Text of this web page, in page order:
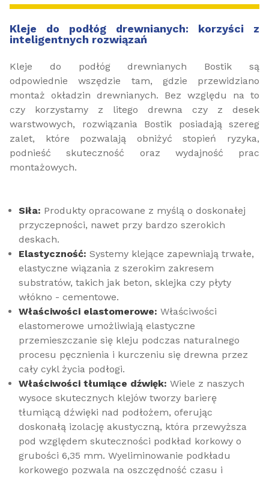
Kleje do podłóg drewnianych: korzyści z
inteligentnych rozwiązań
Kleje do podłóg drewnianych Bostik są
odpowiednie wszędzie tam, gdzie przewidziano
montaż okładzin drewnianych. Bez względu na to
czy korzystamy z litego drewna czy z desek
warstwowych, rozwiązania Bostik posiadają szereg
zalet, które pozwalają obniżyć stopień ryzyka,
podnieść skuteczność oraz wydajność prac
montażowych.
Siła: Produkty opracowane z myślą o doskonałej
przyczepności, nawet przy bardzo szerokich
deskach.
Elastyczność: Systemy klejące zapewniają trwałe,
elastyczne wiązania z szerokim zakresem
substratów, takich jak beton, sklejka czy płyty
włókno - cementowe.
Właściwości elastomerowe: Właściwości
elastomerowe umożliwiają elastyczne
przemieszczanie się kleju podczas naturalnego
procesu pęcznienia i kurczeniu się drewna przez
cały cykl życia podłogi.
Właściwości tłumiące dźwięk: Wiele z naszych
wysoce skutecznych klejów tworzy barierę
tłumiącą dźwięki nad podłożem, oferując
doskonałą izolację akustyczną, która przewyższa
pod względem skuteczności podkład korkowy o
grubości 6,35 mm. Wyeliminowanie podkładu
korkowego pozwala na oszczędność czasu i